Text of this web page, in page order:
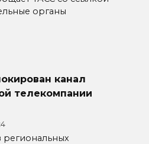
органы
канал
телекомпании